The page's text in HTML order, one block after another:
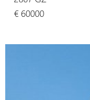
€ 60000